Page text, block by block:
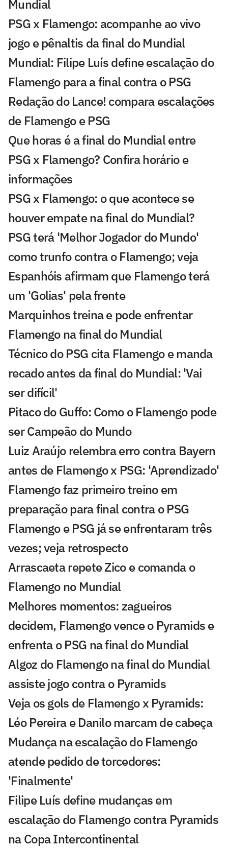
Mundial
PSG x Flamengo: acompanhe ao vivo
jogo e pênaltis da final do Mundial
Mundial: Filipe Luís define escalação do
Flamengo para a final contra o PSG
Redação do Lance! compara escalações
de Flamengo e PSG
Que horas é a final do Mundial entre
PSG x Flamengo? Confira horário e
informações
PSG x Flamengo: o que acontece se
houver empate na final do Mundial?
PSG terá 'Melhor Jogador do Mundo'
como trunfo contra o Flamengo; veja
Espanhóis afirmam que Flamengo terá
um 'Golias' pela frente
Marquinhos treina e pode enfrentar
Flamengo na final do Mundial
Técnico do PSG cita Flamengo e manda
recado antes da final do Mundial: 'Vai
ser difícil'
Pitaco do Guffo: Como o Flamengo pode
ser Campeão do Mundo
Luiz Araújo relembra erro contra Bayern
antes de Flamengo x PSG: 'Aprendizado'
Flamengo faz primeiro treino em
preparação para final contra o PSG
Flamengo e PSG já se enfrentaram três
vezes; veja retrospecto
Arrascaeta repete Zico e comanda o
Flamengo no Mundial
Melhores momentos: zagueiros
decidem, Flamengo vence o Pyramids e
enfrenta o PSG na final do Mundial
Algoz do Flamengo na final do Mundial
assiste jogo contra o Pyramids
Veja os gols de Flamengo x Pyramids:
Léo Pereira e Danilo marcam de cabeça
Mudança na escalação do Flamengo
atende pedido de torcedores:
'Finalmente'
Filipe Luís define mudanças em
escalação do Flamengo contra Pyramids
na Copa Intercontinental